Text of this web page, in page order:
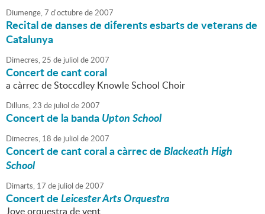
Diumenge,7 d'octubrede2007
Recital de danses de diferents esbarts de veterans de
Catalunya
Dimecres,25 de juliol de2007
Concert de cant coral
a càrrec de Stoccdley Knowle School Choir
Dilluns,23 de juliol de2007
Concert de la bandaUpton School
Dimecres, 18 de juliol de2007
Concert de cant coral a càrrec deBlackeath High
School
Dimarts, 17 de juliol de2007
Concert deLeicester Arts Orquestra
Jove orquestra de vent